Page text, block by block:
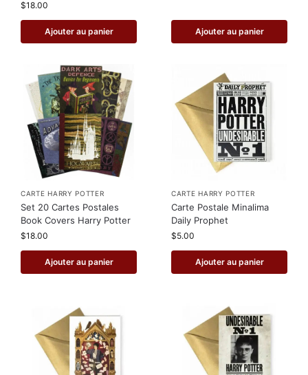
$18.00
Ajouter au panier Ajouter au panier
CARTE HARRY POTTER
Set 20 Cartes Postales
Book Covers Harry Potter
$18.00
Ajouter au panier
CARTE HARRY POTTER
Carte Postale Minalima
Daily Prophet
$5.00
Ajouter au panier